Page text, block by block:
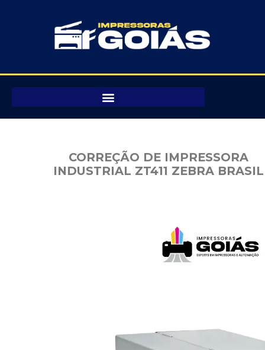
conteúdo
CORREÇÃO DE IMPRESSORA
INDUSTRIAL ZT411 ZEBRA BRASIL